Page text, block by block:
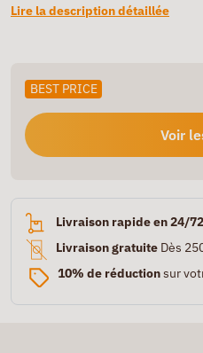
Lire la description détaillée
BEST PRICE
Voir
Livraison rapide en 24/
Livraison gratuite Dès
10% de réductionsur